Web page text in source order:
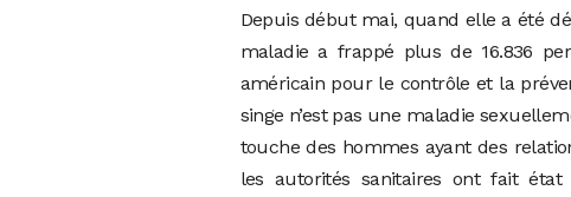
Depuis début mai, quand elle a été
maladie a frappé plus de 16.836
américain pour le contrôle et la
singe n’est pas une maladie
touche des hommes ayant des
les autorités sanitaires ont fait